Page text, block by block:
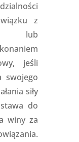
z
lub
jeśli
swojego
siły
do
winy za